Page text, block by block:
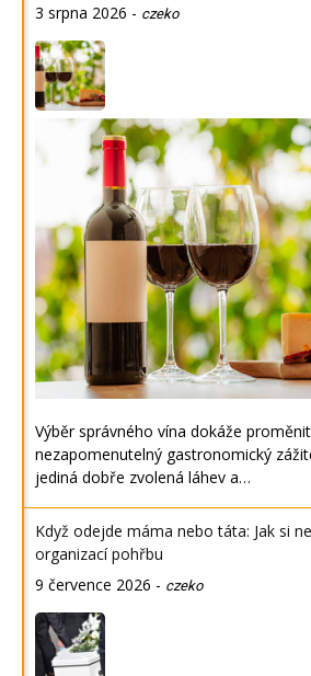
3 srpna 2026 - czeko
Výběr správného vína dokáže
nezapomenutelný gastronomický
jediná dobře zvolená láhev a…
Když odejde máma nebo táta: Jak si
organizací pohřbu
9 července 2026 - czeko